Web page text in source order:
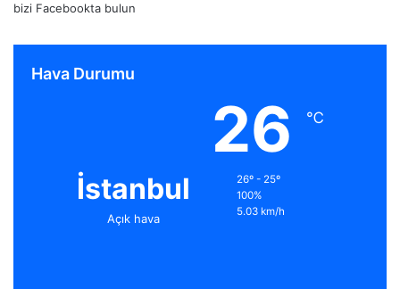
bizi Facebookta bulun
Hava Durumu
İstanbul
Açık hava
26 ℃
26º - 25º
100%
5.03 km/h